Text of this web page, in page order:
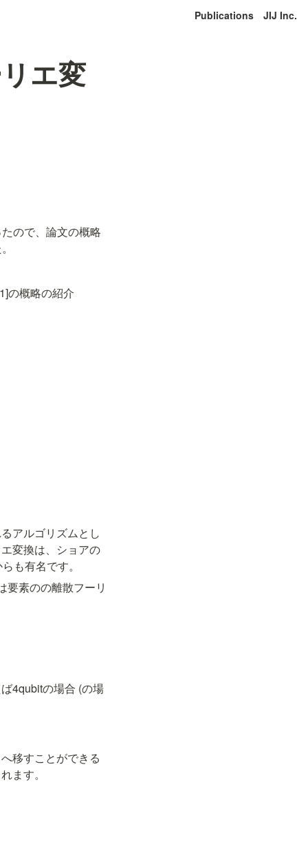
Publications JIJ Inc.
エ変
ので、論文の概略
の概略の紹介
アルゴリズムとし
変換は、ショアの
も有名です。
要素のの離散フーリ
4qubitの場合 (の場
移すことができる
ます。